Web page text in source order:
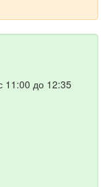
11:00 до 12:35